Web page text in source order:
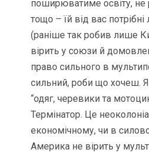
поширюватиме освіту, не
тощо – їй від вас
(раніше так робив лише
вірить у союзи й
право сильного в
сильний, роби що хочеш.
“одяг, черевики та
Термінатор. Це
економічному, чи в
Америка не вірить у